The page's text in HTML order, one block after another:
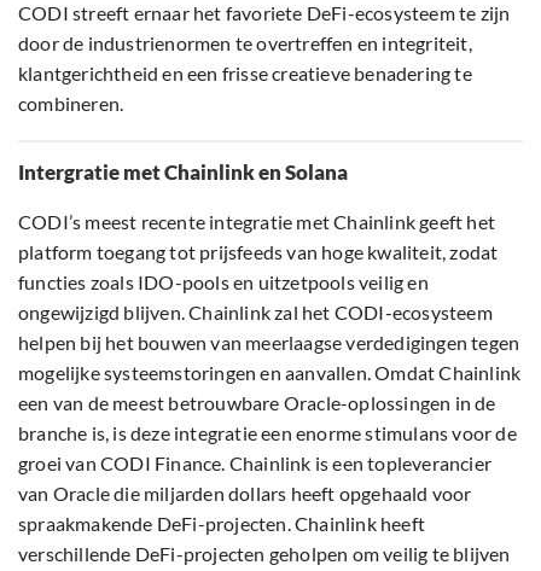
CODI streeft ernaar het favoriete DeFi-ecosysteem te zijn
door de industrienormen te overtreffen en integriteit,
klantgerichtheid en een frisse creatieve benadering te
combineren.
Intergratie met Chainlink en Solana
CODI’s meest recente integratie met Chainlink geeft het
platform toegang tot prijsfeeds van hoge kwaliteit, zodat
functies zoals IDO-pools en uitzetpools veilig en
ongewijzigd blijven. Chainlink zal het CODI-ecosysteem
helpen bij het bouwen van meerlaagse verdedigingen tegen
mogelijke systeemstoringen en aanvallen. Omdat Chainlink
een van de meest betrouwbare Oracle-oplossingen in de
branche is, is deze integratie een enorme stimulans voor de
groei van CODI Finance. Chainlink is een topleverancier
van Oracle die miljarden dollars heeft opgehaald voor
spraakmakende DeFi-projecten. Chainlink heeft
verschillende DeFi-projecten geholpen om veilig te blijven